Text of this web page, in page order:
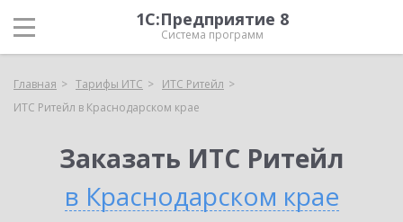
1С:Предприятие 8
Система программ
Главная Тарифы ИТС
ИТС Ритейл
ИТС Ритейл в Краснодарском крае
Заказать ИТС Ритейл
в Краснодарском крае